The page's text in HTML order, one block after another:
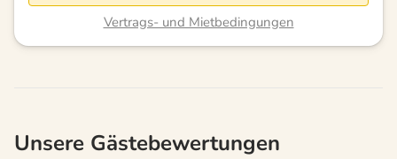
Vertrags- und Mietbedingungen
Unsere Gästebewertungen